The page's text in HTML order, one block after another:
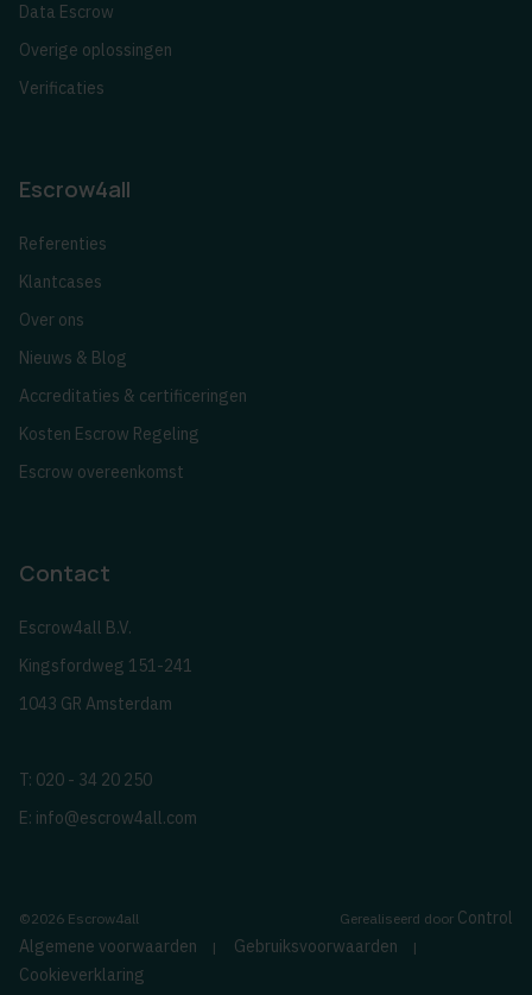
Data Escrow
Overige oplossingen
Verificaties
Escrow4all
Referenties
Klantcases
Over ons
Nieuws & Blog
Accreditaties & certificeringen
Kosten Escrow Regeling
Escrow overeenkomst
Contact
Escrow4all B.V.
Kingsfordweg 151-241
1043 GR Amsterdam
T: 020 - 34 20 250
E: info@escrow4all.com
©2026 Escrow4all Gerealiseerd door Control
Algemene voorwaarden | Gebruiksvoorwaarden |
Cookieverklaring